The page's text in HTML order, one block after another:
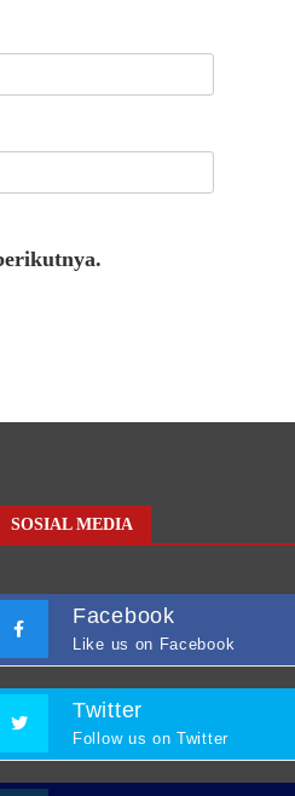
SOSIAL MEDIA
Facebook
Like us on Facebook
Twitter
Follow us on Twitter